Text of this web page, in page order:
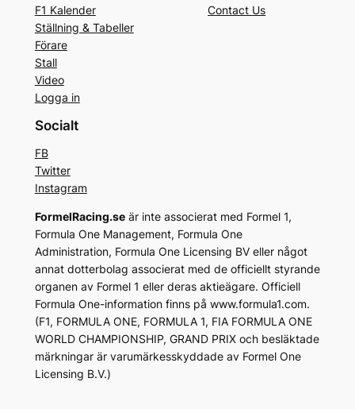
F1 Kalender
Ställning & Tabeller
Förare
Stall
Video
Logga in
Contact Us
Socialt
FB
Twitter
Instagram
FormelRacing.seär inte associerat med Formel 1,
Formula One Management, Formula One
Administration, Formula One Licensing BV eller något
annat dotterbolag associerat med de officiellt styrande
organen av Formel 1 eller deras aktieägare. Officiell
Formula One-information finns på www.formula1.com.
(F1, FORMULA ONE, FORMULA 1, FIA FORMULA ONE
WORLD CHAMPIONSHIP, GRAND PRIX och besläktade
märkningar är varumärkesskyddade av Formel One
Licensing B.V.)